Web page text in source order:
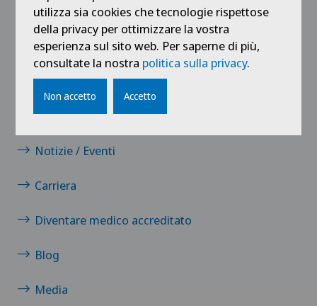
Tirocinanti e apprendisti
Centre Médico-Chirurgical des Eaux-Vives
Centro Medico Blenio
Clinica Sant Anna
Clinique de Genolier
Clinique de Montchoisi
Clinique de Valère
Contatto
Notizie / Eventi
Carriera
Diventare medico accreditato
Blog
Media
utilizza sia cookies che tecnologie rispettose
della privacy per ottimizzare la vostra
esperienza sul sito web. Per saperne di più,
consultate la nostra politica sulla privacy.
Non accetto Accetto